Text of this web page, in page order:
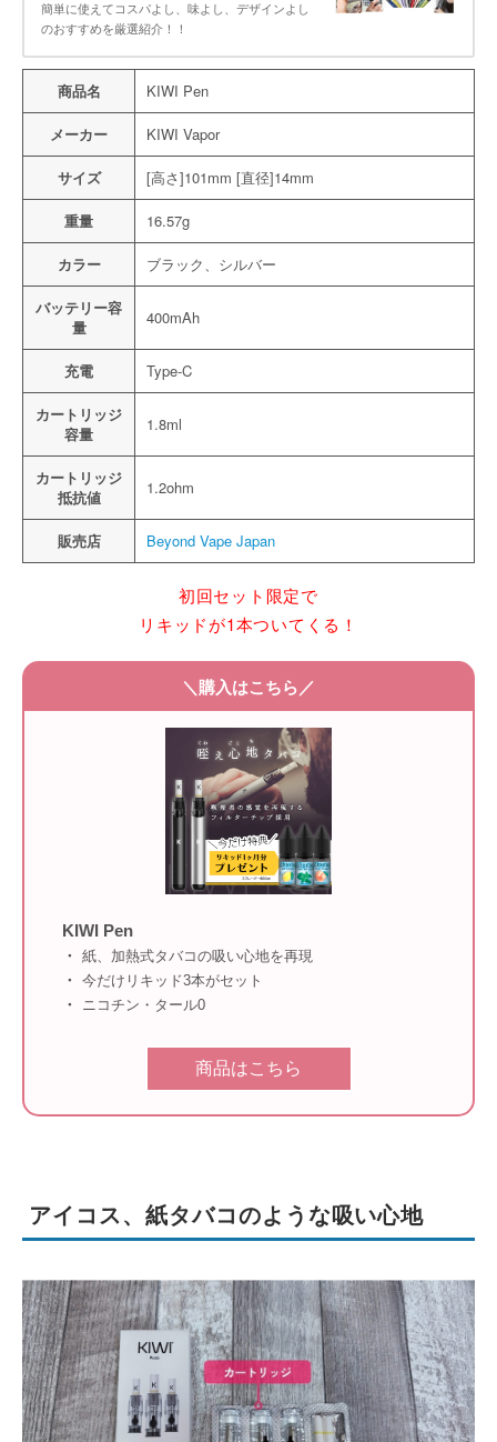
簡単に使えてコスパよし、味よし、デザインよし
のおすすめを厳選紹介！！
商品名 KIWI Pen
メーカー KIWI Vapor
サイズ [高さ]101mm [直径]14mm
重量 16.57g
カラー ブラック、シルバー
バッテリー容
量
400mAh
充電 Type-C
カートリッジ
容量
1.8ml
カートリッジ
抵抗値
1.2ohm
販売店 Beyond Vape Japan
初回セット限定で
リキッドが1本ついてくる！
＼購入はこちら／
KIWI Pen
紙、加熱式タバコの吸い心地を再現
今だけリキッド3本がセット
ニコチン・タール0
商品はこちら
アイコス、紙タバコのような吸い心地